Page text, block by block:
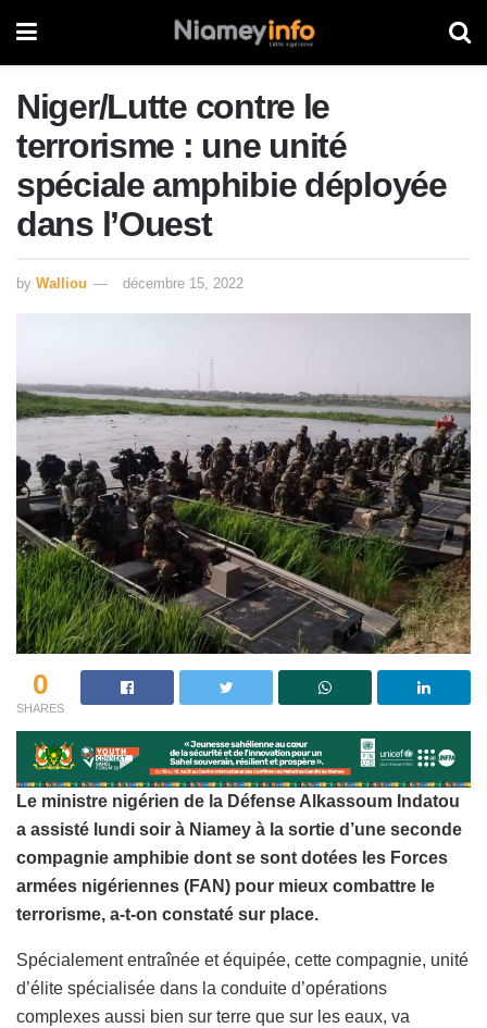
Niger/Lutte contre le
terrorisme : une unité
spéciale amphibie déployée
dans l’Ouest
by Walliou décembre 15, 2022
0
SHARES
Le ministre nigérien de la Défense Alkassoum Indatou
a assisté lundi soir à Niamey à la sortie d’une seconde
compagnie amphibie dont se sont dotées les Forces
armées nigériennes (FAN) pour mieux combattre le
terrorisme, a-t-on constaté sur place.
Spécialement entraînée et équipée, cette compagnie, unité
d’élite spécialisée dans la conduite d’opérations
complexes aussi bien sur terre que sur les eaux, va